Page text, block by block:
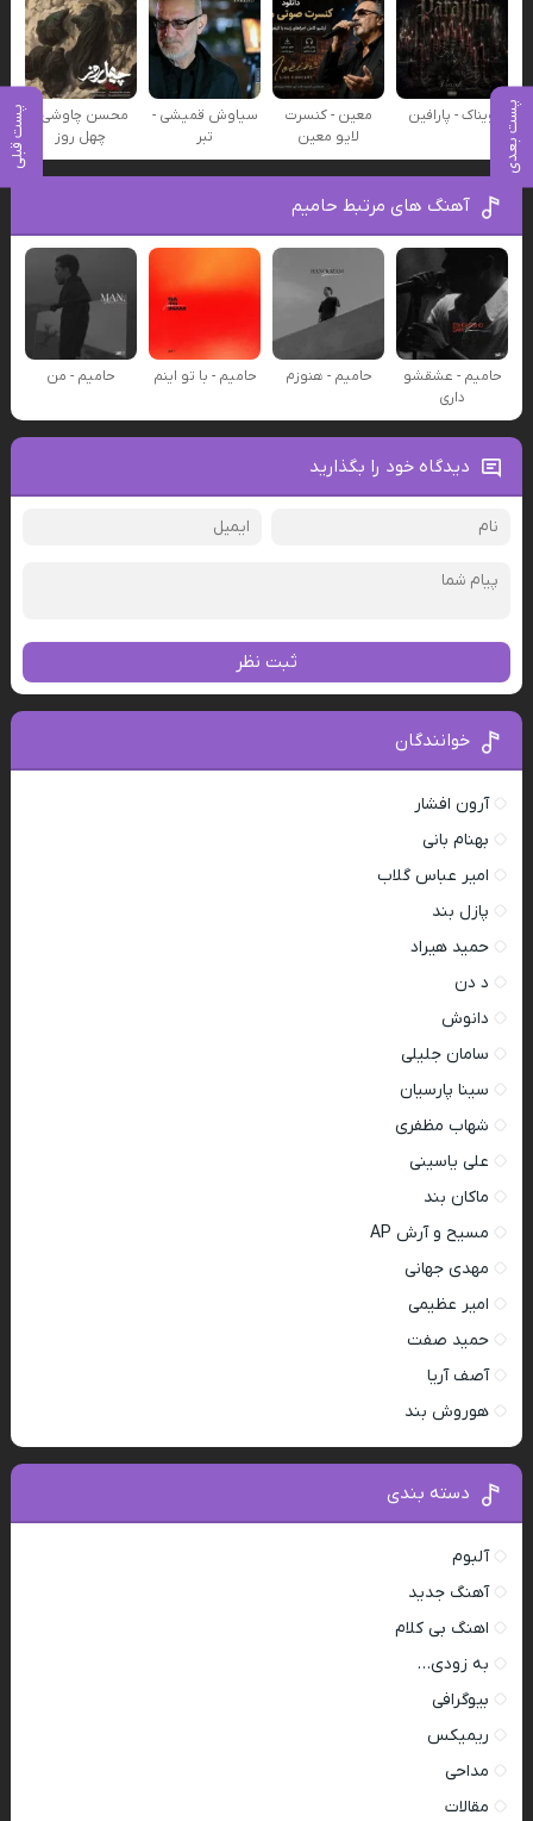
پست بعدی پست قبلی ویناک - پارافین
معین - کنسرت
لایو معین
سیاوش قمیشی -
تبر
محسن چاوشی -
چهل روز
آهنگ های مرتبط حامیم
حامیم - عشقشو
داری
حامیم - هنوزم حامیم - با تو اینم حامیم - من
دیدگاه خود را بگذارید
ثبت نظر
خوانندگان
آرون افشار
بهنام بانی
امیر عباس گلاب
پازل بند
حمید هیراد
د دن
دانوش
سامان جلیلی
سینا پارسیان
شهاب مظفری
علی یاسینی
ماکان بند
مسیح و آرش AP
مهدی جهانی
امیر عظیمی
حمید صفت
آصف آریا
هوروش بند
دسته بندی
آلبوم
آهنگ جدید
اهنگ بی کلام
به زودی…
بیوگرافی
ریمیکس
مداحی
مقالات